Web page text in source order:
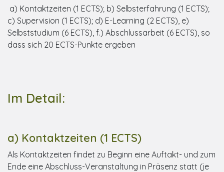
a) Kontaktzeiten (1 ECTS); b) Selbsterfahrung (1 ECTS);
c) Supervision (1 ECTS); d) E-Learning (2 ECTS), e)
Selbststudium (6 ECTS), f.) Abschlussarbeit (6 ECTS), so
dass sich 20 ECTS-Punkte ergeben
Im Detail:
a) Kontaktzeiten (1 ECTS)
Als Kontaktzeiten findet zu Beginn eine Auftakt- und zum
Ende eine Abschluss-Veranstaltung in Präsenz statt (je